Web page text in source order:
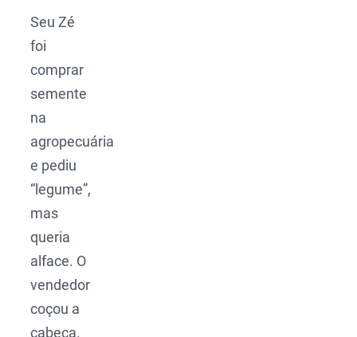
Seu Zé
foi
comprar
semente
na
agropecuária
e pediu
“legume”,
mas
queria
alface. O
vendedor
coçou a
cabeça.